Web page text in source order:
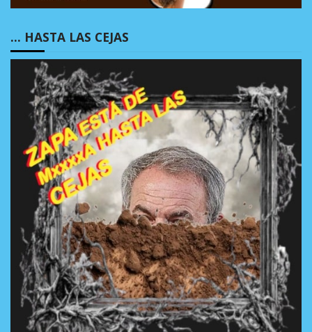
… HASTA LAS CEJAS